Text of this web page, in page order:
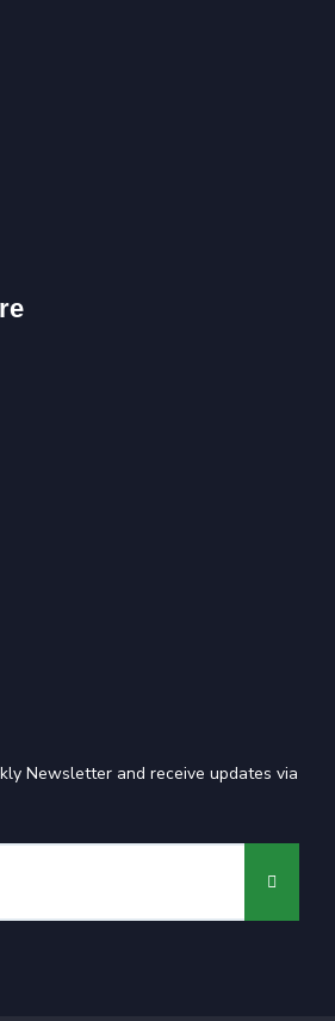
Newsletter and receive updates via